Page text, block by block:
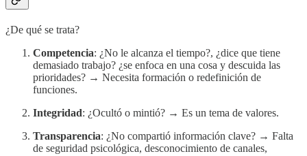
¿De qué se trata?
Competencia: ¿No le alcanza el tiempo?, ¿dice que tiene
demasiado trabajo? ¿se enfoca en una cosa y descuida las
prioridades? → Necesita formación o redefinición de
funciones.
Integridad: ¿Ocultó o mintió? → Es un tema de valores.
Transparencia: ¿No compartió información clave? → Falta
de seguridad psicológica, desconocimiento de canales,